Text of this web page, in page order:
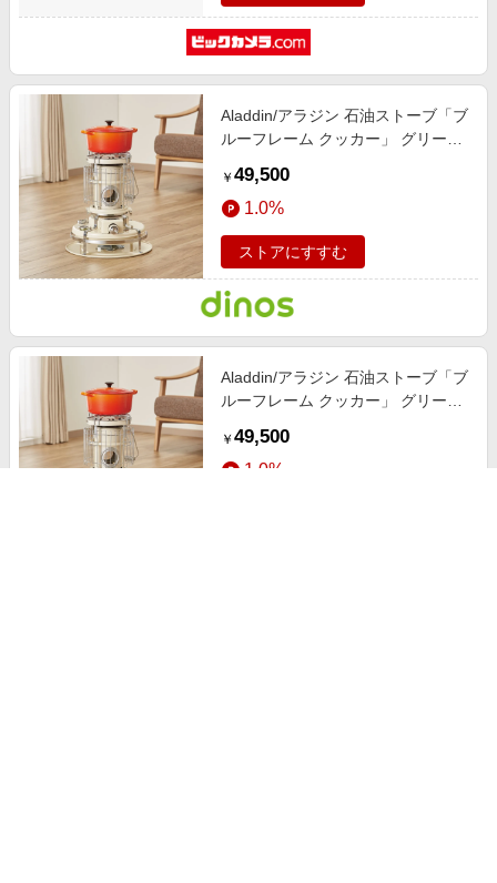
Aladdin/アラジン 石油ストーブ「ブ
ルーフレーム クッカー」 グリー
￥ 49,500
1.0%
ストアにすすむ
Aladdin/アラジン 石油ストーブ「ブ
ルーフレーム クッカー」 グリー
￥ 49,500
1.0%